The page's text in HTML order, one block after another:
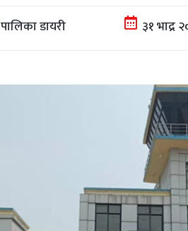
पालिका डायरी ३१ भाद्र